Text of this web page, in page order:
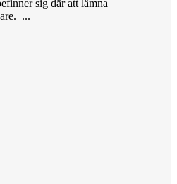
sig där att lämna
...